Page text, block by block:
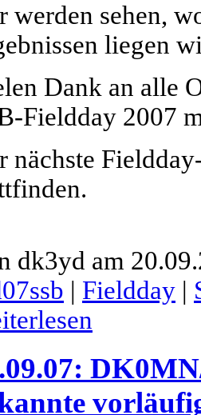
werden sehen,
liegen
Dank an alle
Fieldday 2007
nächste
dk3yd am
| Fieldday |